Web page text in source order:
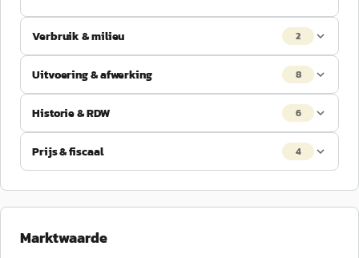
Verbruik & milieu 2
Uitvoering & afwerking 8
Historie & RDW 6
Prijs & fiscaal 4
Marktwaarde